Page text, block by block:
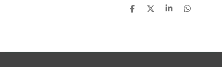
D
D
S
D